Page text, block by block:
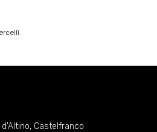
, Castelfranco